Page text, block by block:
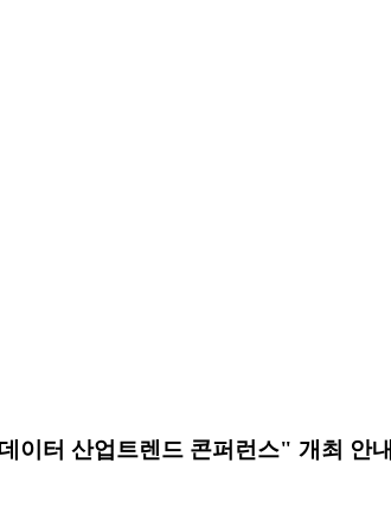
이터 산업트렌드 콘퍼런스" 개최 안내